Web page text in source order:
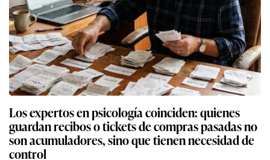
Los expertos en psicología coinciden: quienes
guardan recibos o tickets de compras pasadas no
son acumuladores, sino que tienen necesidad de
control